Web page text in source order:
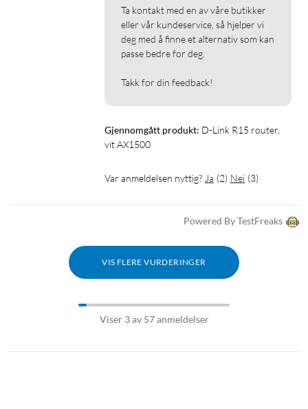
Ta kontakt med en av våre butikker
eller vår kundeservice, så hjelper vi
deg med å finne et alternativ som kan
passe bedre for deg.
Takk for din feedback!
Gjennomgått produkt: D-Link R15 router,
vit AX1500
Var anmeldelsen nyttig? Ja (2) Nei (3)
Powered By TestFreaks
VIS FLERE VURDERINGER
Viser 3 av 57 anmeldelser